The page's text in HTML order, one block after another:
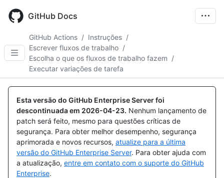
main
GitHub Docs
GitHub Actions / Instruções /
Escrever fluxos de trabalho /
Escolha o que os fluxos de trabalho fazem /
Executar variações de tarefa
Esta versão do GitHub Enterprise Server foi
descontinuada em 2026-04-23. Nenhum lançamento de
patch será feito, mesmo para questões críticas de
segurança. Para obter melhor desempenho, segurança
aprimorada e novos recursos, atualize para a última
versão do GitHub Enterprise Server. Para obter ajuda com
a atualização, entre em contato com o suporte do GitHub
Enterprise.